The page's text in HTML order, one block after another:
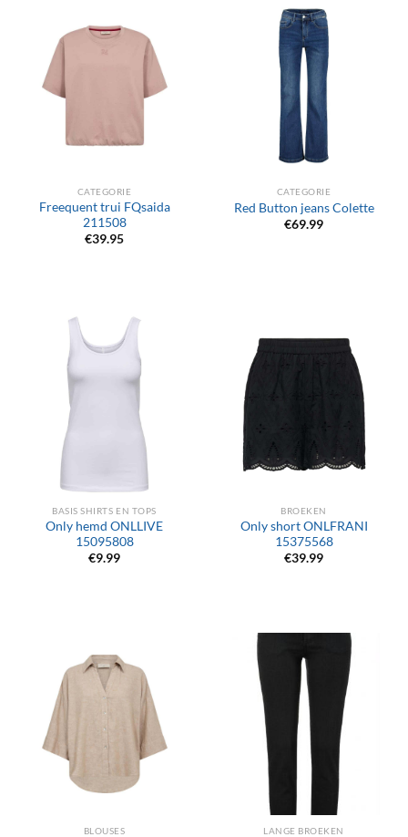
CATEGORIE
Freequent trui FQsaida
211508
€39.95
CATEGORIE
Red Button jeans Colette
€69.99
BASIS SHIRTS EN TOPS
Only hemd ONLLIVE
15095808
€9.99
BROEKEN
Only short ONLFRANI
15375568
€39.99
BLOUSES LANGE BROEKEN